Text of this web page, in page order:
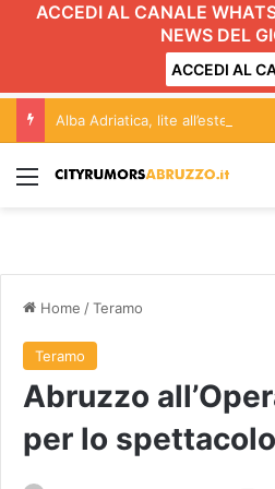
ACCEDI AL CANALE
NEWS DEL
ACCEDI AL
Menu
Home /Teramo
Teramo
Abruzzo
per lo